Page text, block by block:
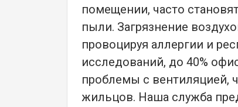
помещении, часто
пыли. Загрязнение
провоцируя аллергии и
исследований, до 40%
проблемы с вентиляцией,
жильцов. Наша служба